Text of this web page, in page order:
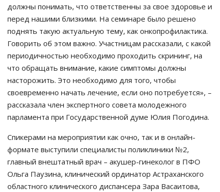
должны понимать, что ответственны за свое здоровье и
перед нашими близкими. На семинаре было решено
поднять такую актуальную тему, как онкопрофилактика.
Говорить об этом важно. Участницам рассказали, с какой
периодичностью необходимо проходить скрининг, на
что обращать внимание, какие симптомы должны
насторожить. Это необходимо для того, чтобы
своевременно начать лечение, если оно потребуется», –
рассказала член экспертного совета молодежного
парламента при Государственной думе Юлия Погодина.
Спикерами на мероприятии как очно, так и в онлайн-
формате выступили специалисты поликлиники №2,
главный внештатный врач – акушер-гинеколог в ПФО
Ольга Паузина, клинический ординатор Астраханского
областного клинического диспансера Зара Васаитова,